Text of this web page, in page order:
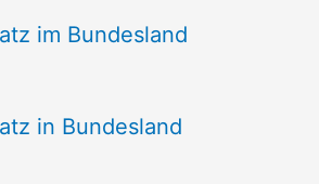
im Bundesland
in Bundesland